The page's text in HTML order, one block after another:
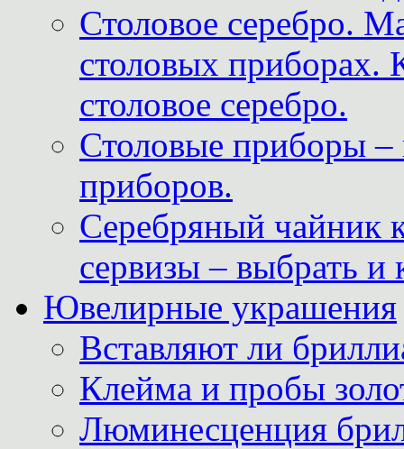
Столовое серебро.
столовых приборах.
столовое серебро.
Столовые приборы –
приборов.
Серебряный чайник
сервизы – выбрать и
Ювелирные украшения
Вставляют ли
Клейма и пробы
Люминесценция